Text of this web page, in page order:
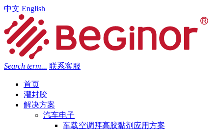
中文 English
Search term... 联系客服
首页
灌封胶
解决方案
汽车电子
车载空调拜高胶黏剂应用方案